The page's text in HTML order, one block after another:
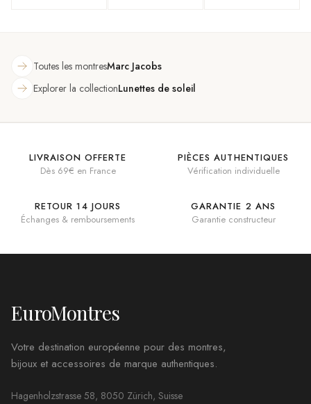
Toutes les montresMarc Jacobs
Explorer la collectionLunettes de soleil
LIVRAISON OFFERTE
Dès 69€ en France
PIÈCES AUTHENTIQUES
Vérification individuelle
RETOUR 14 JOURS
Échanges & remboursements
GARANTIE 2 ANS
Garantie constructeur
EuroMontres
Votre destination européenne pour des montres,
bijoux et accessoires de marque authentiques.
Hagenholzstrasse 58, 8050 Zürich, Suisse